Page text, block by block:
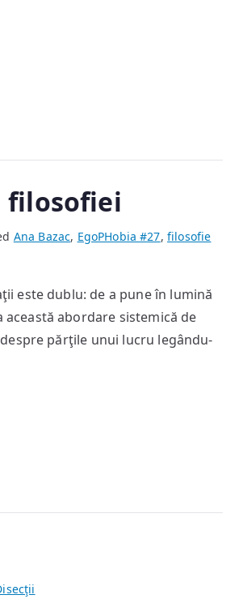
filosofiei
Ana Bazac, EgoPHobia #27, filosofie
este dublu: de a pune în lumină
abordare sistemică de
părţile unui lucru legându-